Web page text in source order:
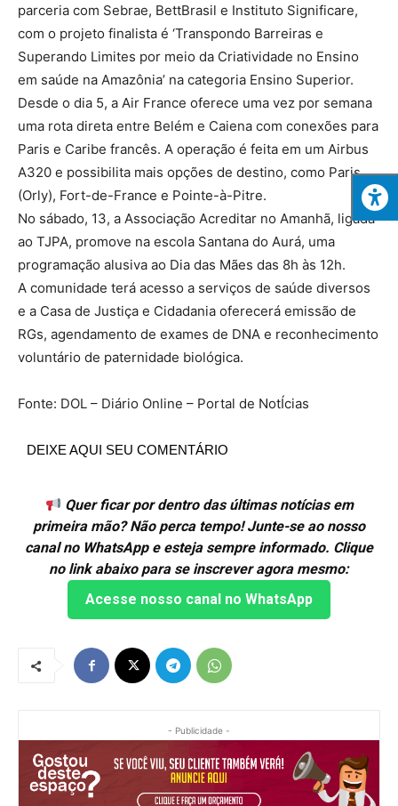
parceria com Sebrae, BettBrasil e Instituto Significare,
com o projeto finalista é ‘Transpondo Barreiras e
Superando Limites por meio da Criatividade no Ensino
em saúde na Amazônia’ na categoria Ensino Superior.
Desde o dia 5, a Air France oferece uma vez por semana
uma rota direta entre Belém e Caiena com conexões para
Paris e Caribe francês. A operação é feita em um Airbus
A320 e possibilita mais opções de destino, como Paris
(Orly), Fort-de-France e Pointe-à-Pitre.
No sábado, 13, a Associação Acreditar no Amanhã, ligada
ao TJPA, promove na escola Santana do Aurá, uma
programação alusiva ao Dia das Mães das 8h às 12h.
A comunidade terá acesso a serviços de saúde diversos
e a Casa de Justiça e Cidadania oferecerá emissão de
RGs, agendamento de exames de DNA e reconhecimento
voluntário de paternidade biológica.
Fonte: DOL – Diário Online – Portal de NotÍcias
DEIXE AQUI SEU COMENTÁRIO
Quer ficar por dentro das últimas notícias em
primeira mão? Não perca tempo! Junte-se ao nosso
canal no WhatsApp e esteja sempre informado. Clique
no link abaixo para se inscrever agora mesmo:
Acesse nosso canal no WhatsApp
- Publicidade -